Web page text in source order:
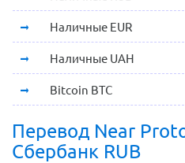
Наличные EUR
Наличные UAH
Bitcoin BTC
Перевод Near
Сбербанк RUB